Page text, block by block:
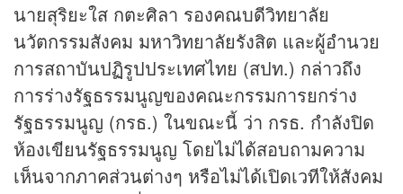
นายสุริยะใส กตะศิลา รองคณบดีวิทยาลัย
นวัตกรรมสังคม มหาวิทยาลัยรังสิต และผู้อำนวย
การสถาบันปฏิรูปประเทศไทย (สปท.) กล่าวถึง
การร่างรัฐธรรมนูญของคณะกรรมการยกร่าง
รัฐธรรมนูญ (กรธ.) ในขณะนี้ ว่า กรธ. กำลังปิด
ห้องเขียนรัฐธรรมนูญ โดยไม่ได้สอบถามความ
เห็นจากภาคส่วนต่างๆ หรือไม่ได้เปิดเวทีให้สังคม